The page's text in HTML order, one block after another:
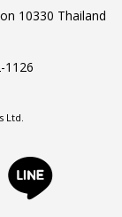
10330 Thailand
1126
Ltd.